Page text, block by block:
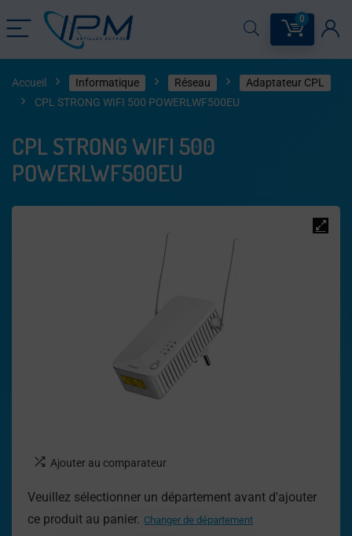
0
Accueil Informatique Réseau
Adaptateur CPL
CPL STRONG WIFI 500 POWERLWF500EU
CPL STRONG WIFI 500
POWERLWF500EU
Ajouter au comparateur
Veuillez sélectionner un département avant d'ajouter
ce produit au panier. Changer de département